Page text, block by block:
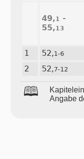
49,1
-
55,13
1 52,1-6
2 52,7-12
🕮
An­ga­be